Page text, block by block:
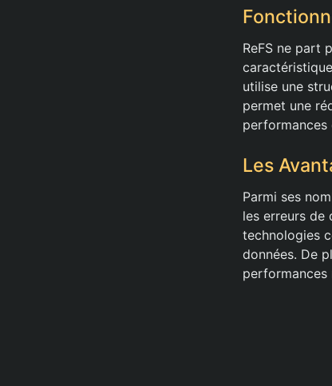
ReFS ne part
utilise une
permet une
performances
Les
Parmi ses
les erreurs de
technologies
données. De
performances